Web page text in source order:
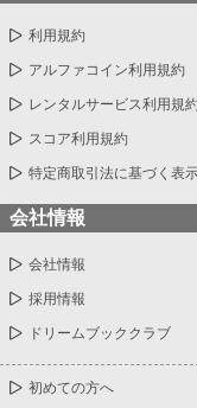
利用規約
アルファコイン利用規約
レンタルサービス利用規約
スコア利用規約
特定商取引法に基づく表
会社情報
会社情報
採用情報
ドリームブッククラブ
初めての方へ